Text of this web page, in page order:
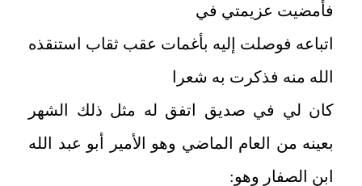
فأمضيت عزيمتي في
اتباعه فوصلت إليه بأغمات عقب ثقاب استنقذه
الله منه فذكرت به شعرا
كان لي في صديق اتفق له مثل ذلك الشهر
بعينه من العام الماضي وهو الأمير أبو عبد الله
ابن الصفار وهو: